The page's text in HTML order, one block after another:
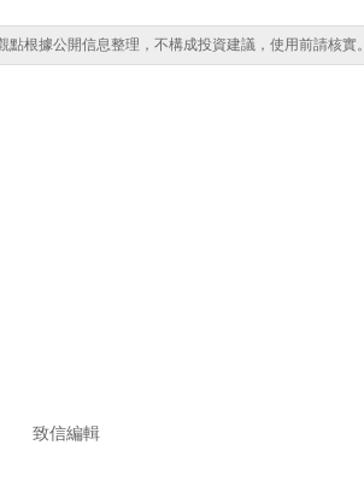
根據公開信息整理，不構成投資建議，使用前請核實。
致信編輯